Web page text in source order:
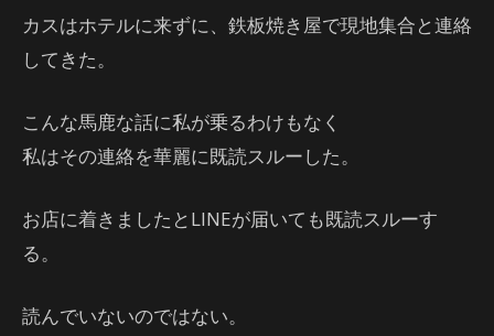
カスはホテルに来ずに、鉄板焼き屋で現地集合と連絡
してきた。
こんな馬鹿な話に私が乗るわけもなく
私はその連絡を華麗に既読スルーした。
お店に着きましたとLINEが届いても既読スルーす
る。
読んでいないのではない。